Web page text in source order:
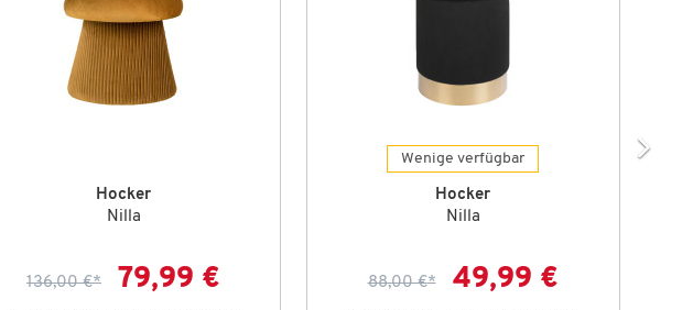
Hocker
Nilla
136,00 €* 79,99 €
Wenige verfügbar
Hocker
Nilla
88,00 €* 49,99 €